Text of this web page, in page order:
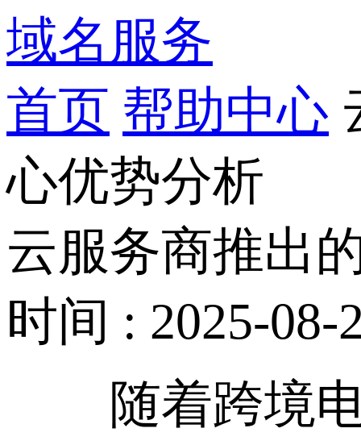
域名服务
首页 帮助中心
心优势分析
云服务商推出
时间 : 2025-08-
随着跨境电